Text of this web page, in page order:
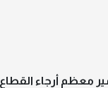
معظم أرجاء القطاع